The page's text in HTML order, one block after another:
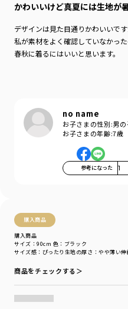
かわいいけど真夏には生地が
デザインは見た目通りかわいいで
私が素材をよく確認していなかっ
春秋に着るにはいいと思います。
no name
お子さまの性別:男
お子さまの年齢:7歳
参考になった 1
購入商品
購入商品
サイズ感 ：ぴったり 生地の厚さ ：やや薄い伸
サイズ：90cm 色：ブラック
商品をチェックする＞